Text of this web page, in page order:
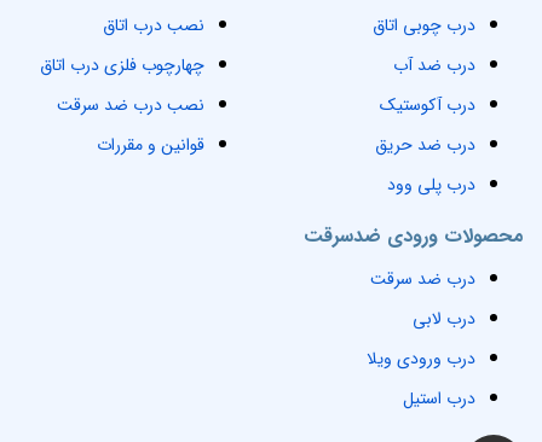
نصب درب اتاق
چهارچوب فلزی درب اتاق
نصب درب ضد سرقت
قوانین و مقررات
محصولات ورودی ضدسرقت
درب ضد سرقت
درب لابی
درب ورودی ویلا
درب استیل
درب چوبی اتاق
درب ضد آب
درب آکوستیک
درب ضد حریق
درب پلی وود